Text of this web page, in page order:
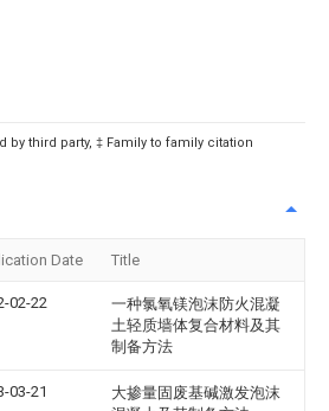
by third party, ‡ Family to family citation
Date Title
02-22
一种氯氧镁泡沫防火混凝
土轻质墙体复合材料及其
制备方法
03-21
大掺量固废基碱激发泡沫